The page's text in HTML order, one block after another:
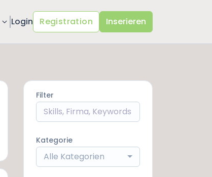
Login Registration Inserieren
Filter
Kategorie
Alle Kategorien